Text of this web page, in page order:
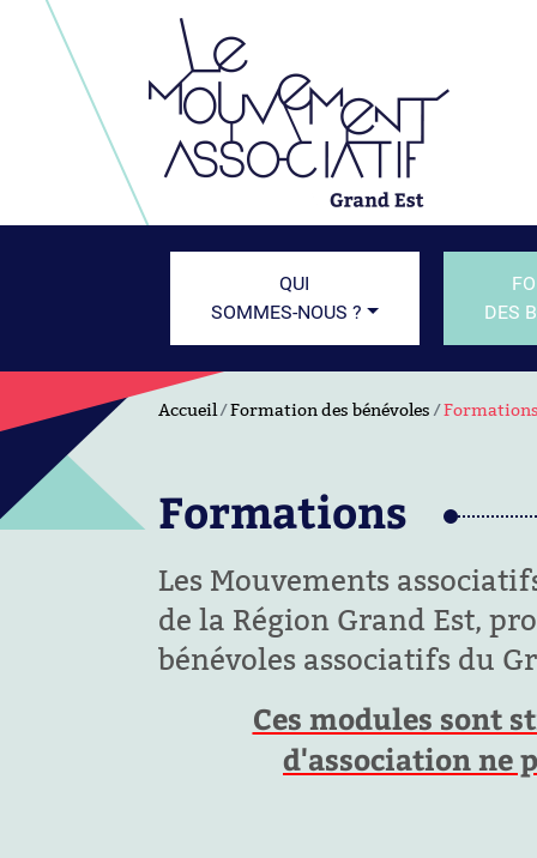
QUI
SOMMES-NOUS ?
DES
Accueil Formation des bénévoles
Formations
Les Mouvements
de la Région Grand Est,
bénévoles associatifs du
Ces modules sont
d'association ne